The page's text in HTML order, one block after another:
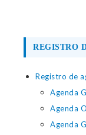
REGISTRO
Registro de
Agenda
Agenda
Agenda